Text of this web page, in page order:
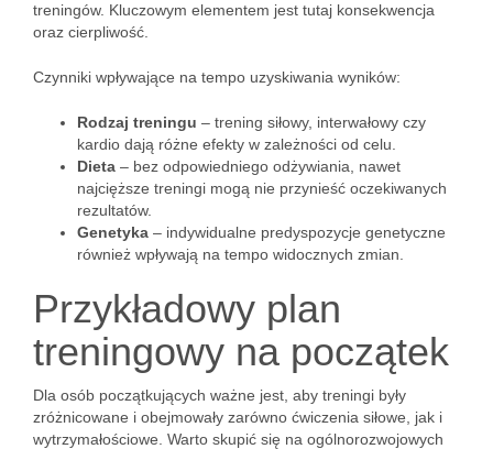
treningów. Kluczowym elementem jest tutaj konsekwencja
oraz cierpliwość.
Czynniki wpływające na tempo uzyskiwania wyników:
Rodzaj treningu – trening siłowy, interwałowy czy
kardio dają różne efekty w zależności od celu.
Dieta – bez odpowiedniego odżywiania, nawet
najcięższe treningi mogą nie przynieść oczekiwanych
rezultatów.
Genetyka – indywidualne predyspozycje genetyczne
również wpływają na tempo widocznych zmian.
Przykładowy plan
treningowy na początek
Dla osób początkujących ważne jest, aby treningi były
zróżnicowane i obejmowały zarówno ćwiczenia siłowe, jak i
wytrzymałościowe. Warto skupić się na ogólnorozwojowych